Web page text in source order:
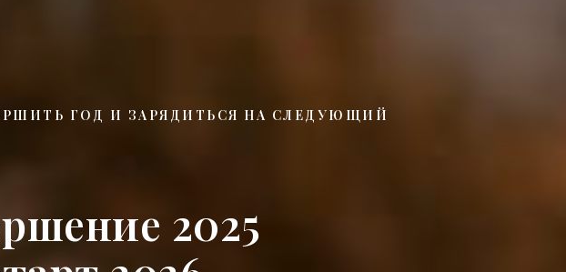
ГОД И ЗАРЯДИТЬСЯ НА СЛЕДУЮЩИЙ
2025